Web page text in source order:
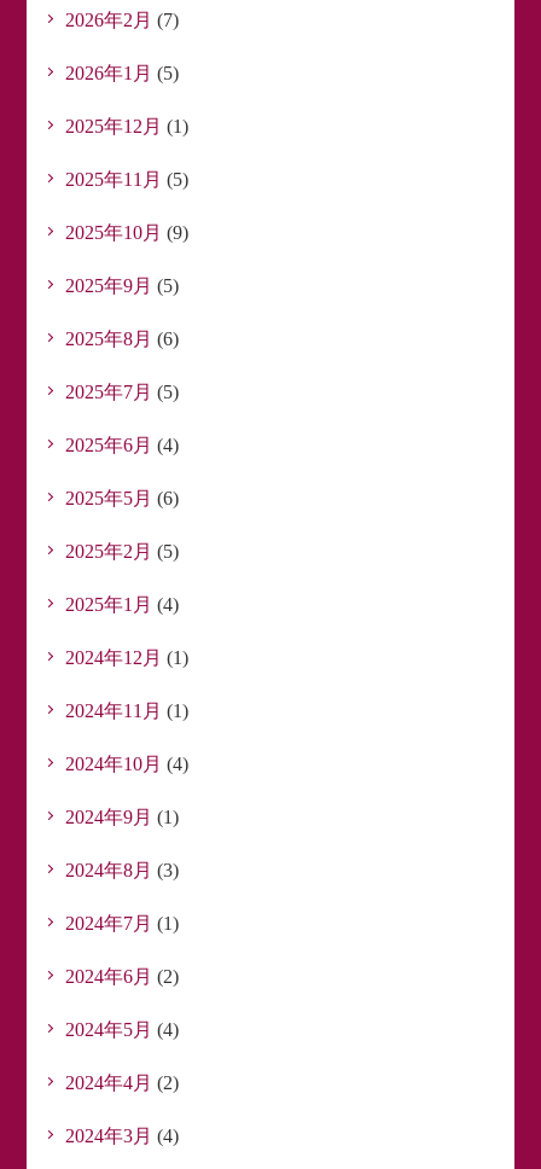
2026年2月 (7)
2026年1月 (5)
2025年12月 (1)
2025年11月 (5)
2025年10月 (9)
2025年9月 (5)
2025年8月 (6)
2025年7月 (5)
2025年6月 (4)
2025年5月 (6)
2025年2月 (5)
2025年1月 (4)
2024年12月 (1)
2024年11月 (1)
2024年10月 (4)
2024年9月 (1)
2024年8月 (3)
2024年7月 (1)
2024年6月 (2)
2024年5月 (4)
2024年4月 (2)
2024年3月 (4)